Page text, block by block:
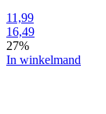
11,99
16,49
27%
In winkelmand